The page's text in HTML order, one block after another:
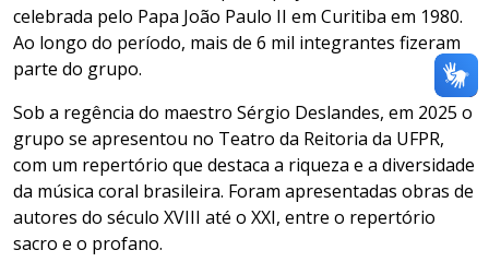
celebrada pelo Papa João Paulo II em Curitiba em 1980.
Ao longo do período, mais de 6 mil integrantes fizeram
parte do grupo.
Sob a regência do maestro Sérgio Deslandes, em 2025 o
grupo se apresentou no Teatro da Reitoria da UFPR,
com um repertório que destaca a riqueza e a diversidade
da música coral brasileira. Foram apresentadas obras de
autores do século XVIII até o XXI, entre o repertório
sacro e o profano.